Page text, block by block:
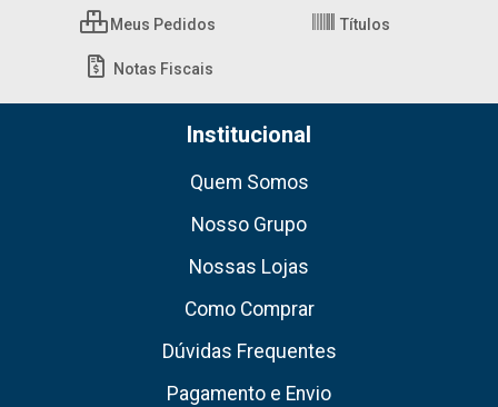
Meus Pedidos Títulos
Notas Fiscais
Institucional
Quem Somos
Nosso Grupo
Nossas Lojas
Como Comprar
Dúvidas Frequentes
Pagamento e Envio